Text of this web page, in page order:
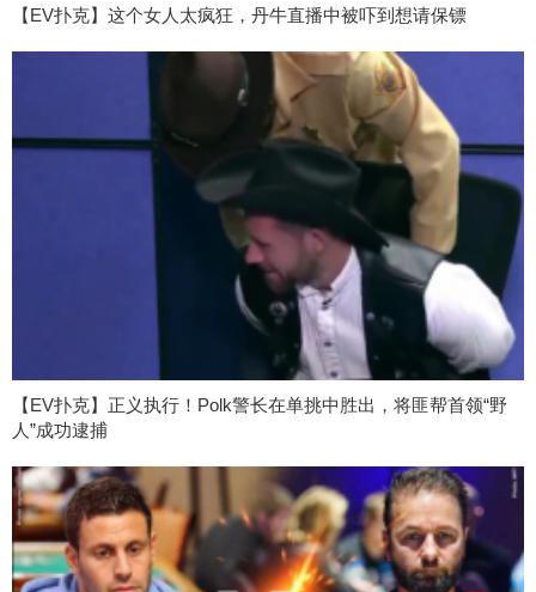
【EV扑克】这个女人太疯狂，丹牛直播中被吓到想请保镖
【EV扑克】正义执行！Polk警长在单挑中胜出，将匪帮首领“野
人”成功逮捕